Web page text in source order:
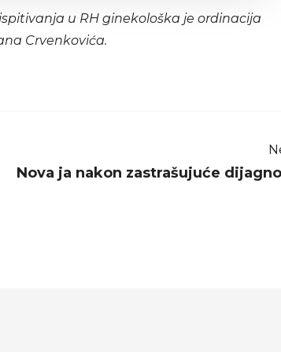
u RH ginekološka je ordinacija
Crvenkovića.
Nova ja nakon zastrašujuće